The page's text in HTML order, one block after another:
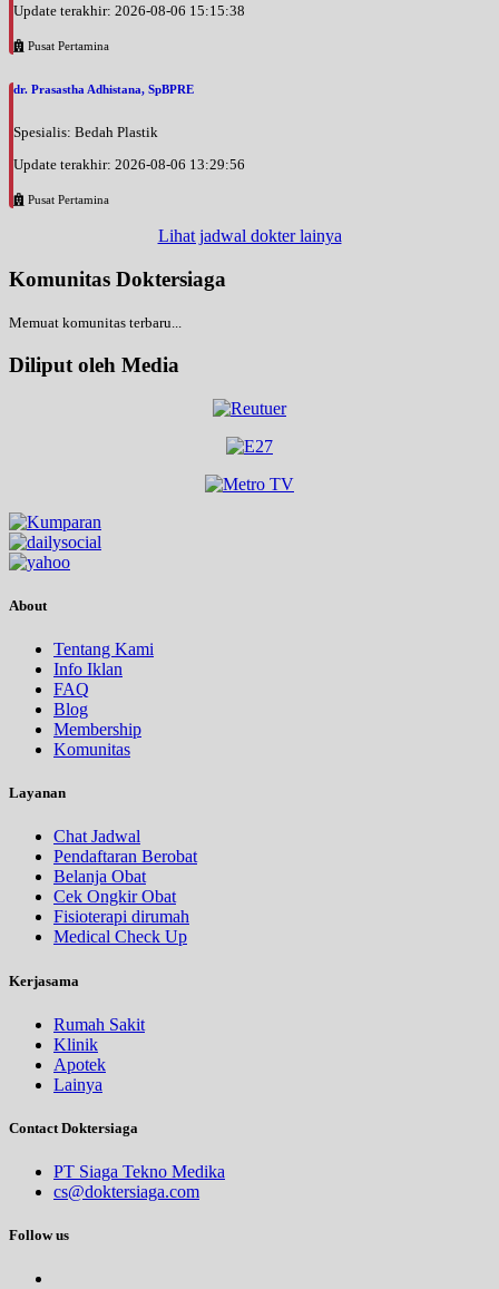
Update terakhir: 2026-08-06 15:15:38
Pusat Pertamina
dr. Prasastha Adhistana, SpBPRE
Spesialis: Bedah Plastik
Update terakhir: 2026-08-06 13:29:56
Pusat Pertamina
Lihat jadwal dokter lainya
Komunitas Doktersiaga
Memuat komunitas terbaru...
Diliput oleh Media
About
Tentang Kami
Info Iklan
FAQ
Blog
Membership
Komunitas
Layanan
Chat Jadwal
Pendaftaran Berobat
Belanja Obat
Cek Ongkir Obat
Fisioterapi dirumah
Medical Check Up
Kerjasama
Rumah Sakit
Klinik
Apotek
Lainya
Contact Doktersiaga
PT Siaga Tekno Medika
cs@doktersiaga.com
Follow us